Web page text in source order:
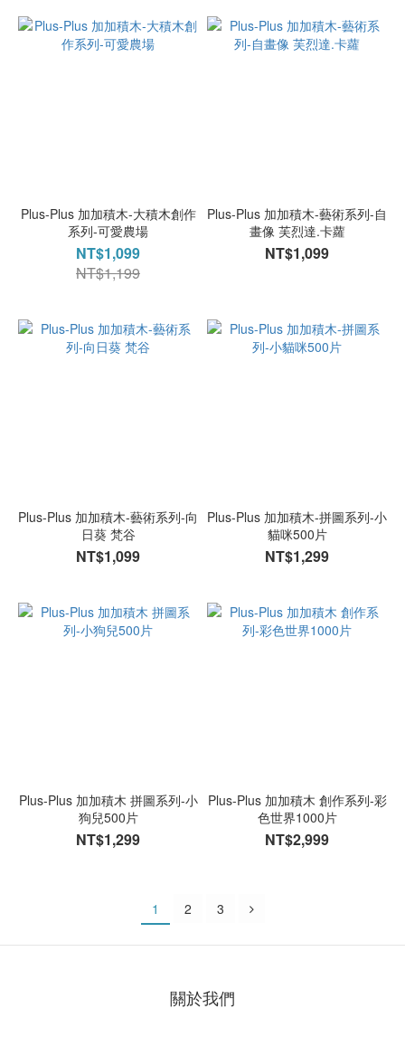
Plus-Plus 加加積木-大積木創作
系列-可愛農場
NT$1,099
NT$1,199
Plus-Plus 加加積木-藝術系列-自
畫像 芙烈達.卡蘿
NT$1,099
Plus-Plus 加加積木-藝術系列-向
日葵 梵谷
NT$1,099
Plus-Plus 加加積木-拼圖系列-小
貓咪500片
NT$1,299
Plus-Plus 加加積木 拼圖系列-小
狗兒500片
NT$1,299
Plus-Plus 加加積木 創作系列-彩
色世界1000片
NT$2,999
1 2 3
關於我們